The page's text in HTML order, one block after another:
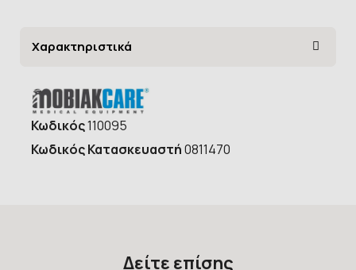
Χαρακτηριστικά
Κωδικός110095
Κωδικός Κατασκευαστή0811470
Δείτε επίσης